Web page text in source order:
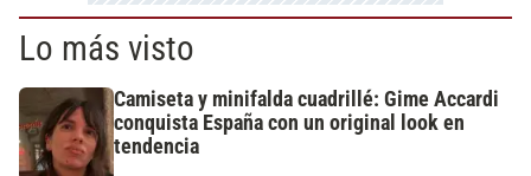
Lo más visto
Camiseta y minifalda cuadrillé: Gime Accardi
conquista España con un original look en
tendencia